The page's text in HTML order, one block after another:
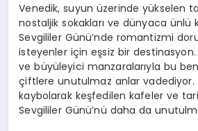
Venedik, suyun üzerinde yükselen
nostaljik sokakları ve dünyaca ünlü
Sevgililer Günü’nde romantizmi
isteyenler için eşsiz bir
ve büyüleyici manzaralarıyla bu
çiftlere unutulmaz anlar vadediyor.
kaybolarak keşfedilen kafeler ve
Sevgililer Günü’nü daha da